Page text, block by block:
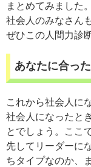
まとめてみました。
社会人のみなさん
ぜひこの人間力診
あなたに合っ
これから社会人に
社会人になったと
とでしょう。ここ
先してリーダーに
ちタイプなのか、